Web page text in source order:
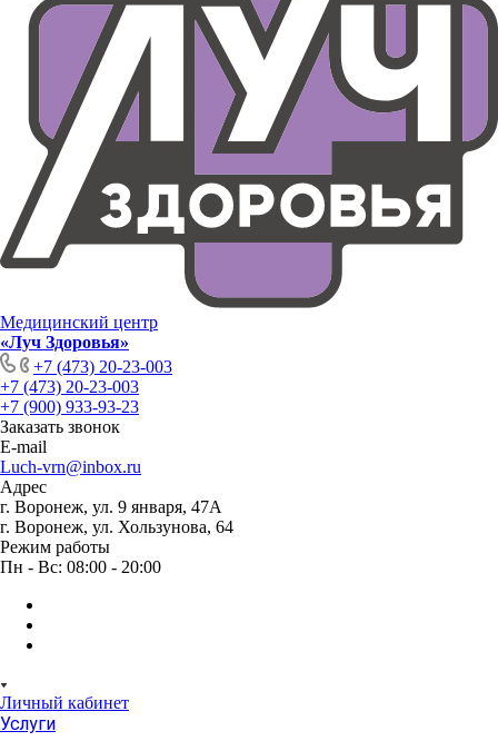
Медицинский центр
«Луч Здоровья»
+7 (473) 20-23-003
+7 (473) 20-23-003
+7 (900) 933-93-23
Заказать звонок
E-mail
Luch-vrn@inbox.ru
Адрес
г. Воронеж, ул. 9 января, 47А
г. Воронеж, ул. Хользунова, 64
Режим работы
Пн - Вс: 08:00 - 20:00
Личный кабинет
Услуги